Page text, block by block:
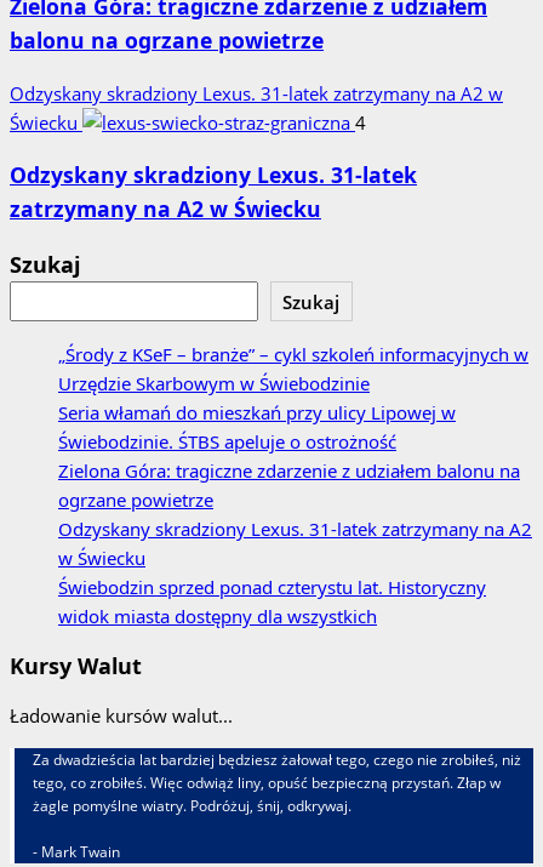
Zielona Góra: tragiczne zdarzenie z udziałem
balonu na ogrzane powietrze
Odzyskany skradziony Lexus. 31‑latek zatrzymany na A2 w
Świecku
4
Odzyskany skradziony Lexus. 31‑latek
zatrzymany na A2 w Świecku
Szukaj
Szukaj
„Środy z KSeF – branże” – cykl szkoleń informacyjnych w
Urzędzie Skarbowym w Świebodzinie
Seria włamań do mieszkań przy ulicy Lipowej w
Świebodzinie. ŚTBS apeluje o ostrożność
Zielona Góra: tragiczne zdarzenie z udziałem balonu na
ogrzane powietrze
Odzyskany skradziony Lexus. 31‑latek zatrzymany na A2
w Świecku
Świebodzin sprzed ponad czterystu lat. Historyczny
widok miasta dostępny dla wszystkich
Kursy Walut
Ładowanie kursów walut...
Za dwadzieścia lat bardziej będziesz żałował tego, czego nie zrobiłeś, niż
tego, co zrobiłeś. Więc odwiąż liny, opuść bezpieczną przystań. Złap w
żagle pomyślne wiatry. Podróżuj, śnij, odkrywaj.
- Mark Twain